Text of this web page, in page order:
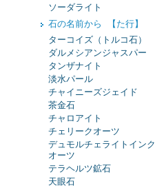
ソーダライト
石の名前から 【た行】
ターコイズ（トルコ石）
ダルメシアンジャスパー
タンザナイト
淡水パール
チャイニーズジェイド
茶金石
チャロアイト
チェリークオーツ
デュモルチェライトインク
オーツ
テラヘルツ鉱石
天眼石